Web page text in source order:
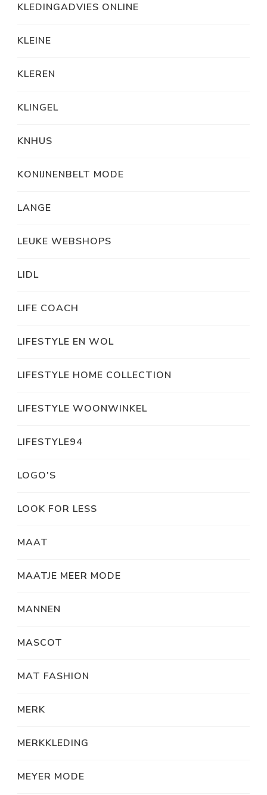
KLEDINGADVIES ONLINE
KLEINE
KLEREN
KLINGEL
KNHUS
KONIJNENBELT MODE
LANGE
LEUKE WEBSHOPS
LIDL
LIFE COACH
LIFESTYLE EN WOL
LIFESTYLE HOME COLLECTION
LIFESTYLE WOONWINKEL
LIFESTYLE94
LOGO'S
LOOK FOR LESS
MAAT
MAATJE MEER MODE
MANNEN
MASCOT
MAT FASHION
MERK
MERKKLEDING
MEYER MODE